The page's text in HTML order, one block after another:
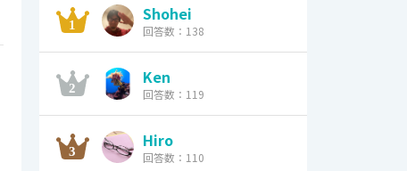
Shohei
回答数：138
Ken
回答数：119
Hiro
回答数：110